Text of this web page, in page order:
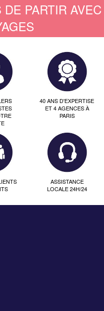
PARTIR AVEC
40 ANS D'EXPERTISE
ET 4 AGENCES À
PARIS
ASSISTANCE
LOCALE 24H/24